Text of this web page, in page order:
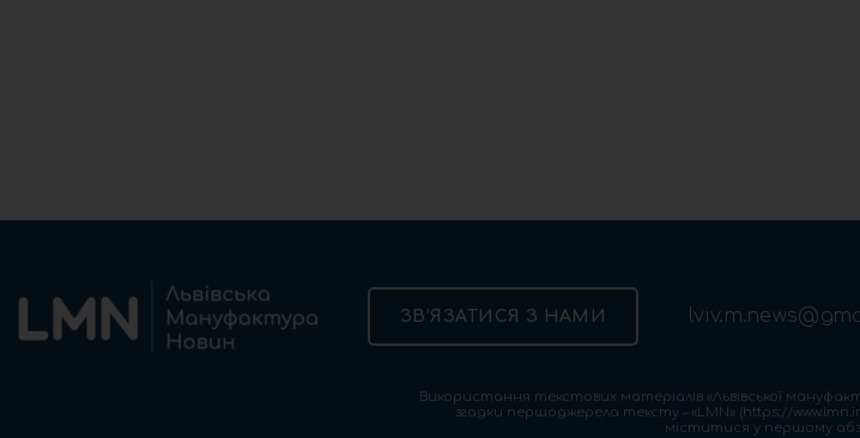
ЗВ’ЯЗАТИСЯ З НАМИ
Використання текстових матеріалів «Львівської
згадки першоджерела тексту – «LMN» (https://
міститися у першому